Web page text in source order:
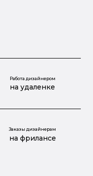
Работа дизайнером
на удаленке
Заказы дизайнерам
на фрилансе